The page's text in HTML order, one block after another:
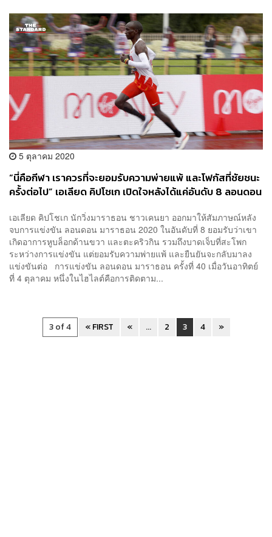
5 ตุลาคม 2020
“นี่คือกีฬา เราควรที่จะยอมรับความพ่ายแพ้ และโฟกัสที่ชัยชนะ
ครั้งต่อไป” เอเลียด คิปโชเก เปิดใจหลังได้แค่อันดับ 8 ลอนดอน
เอเลียด คิปโชเก นักวิ่งมาราธอน ชาวเคนยา ออกมาให้สัมภาษณ์หลัง
จบการแข่งขัน ลอนดอน มาราธอน 2020 ในอันดับที่ 8 ยอมรับว่าเขา
เกิดอาการหูบล็อกด้านขวา และตะคริวกิน รวมถึงบาดเจ็บที่สะโพก
ระหว่างการแข่งขัน แต่ยอมรับความพ่ายแพ้ และยืนยันจะกลับมาลง
แข่งขันต่อ การแข่งขัน ลอนดอน มาราธอน ครั้งที่ 40 เมื่อวันอาทิตย์
ที่ 4 ตุลาคม หนึ่งในไฮไลต์คือการติดตาม...
3 of 4 « FIRST « ... 2 3 4 »